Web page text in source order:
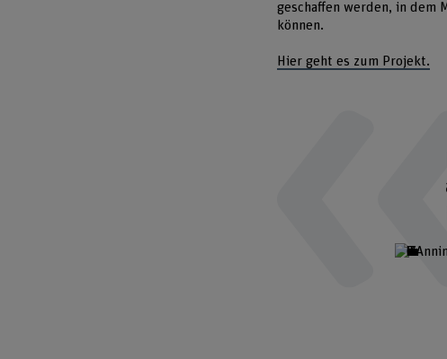
geschaffen werden, in dem
können.
Hier geht es zum Projekt.